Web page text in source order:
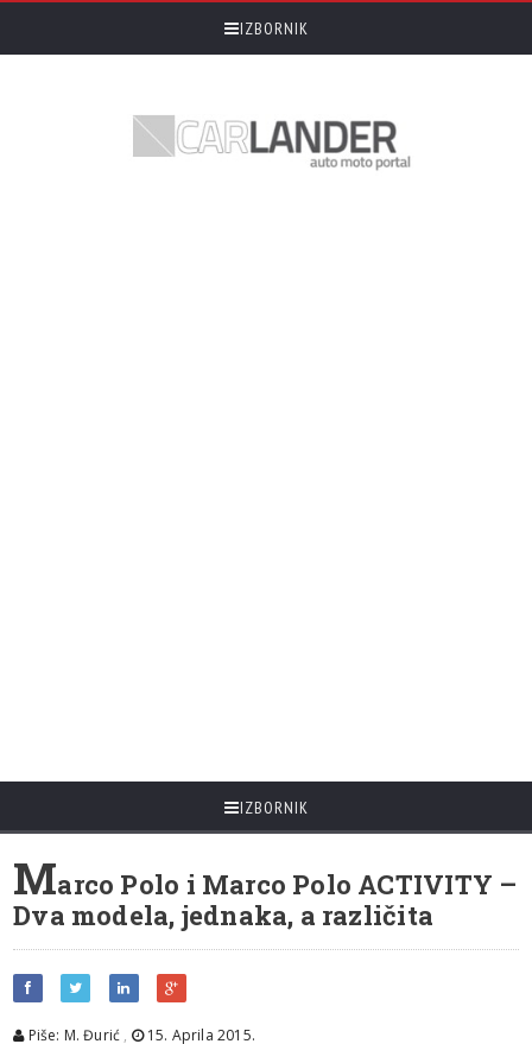
IZBORNIK
IZBORNIK
Marco Polo i Marco Polo ACTIVITY –
Dva modela, jednaka, a različita
Piše: M. Đurić , 15. Aprila 2015.